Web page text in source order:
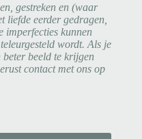
gestreken en (waar
liefde eerder gedragen,
imperfecties kunnen
wordt. Als je
beter beeld te krijgen
contact met ons op